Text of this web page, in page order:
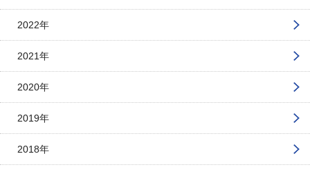
2022年
2021年
2020年
2019年
2018年